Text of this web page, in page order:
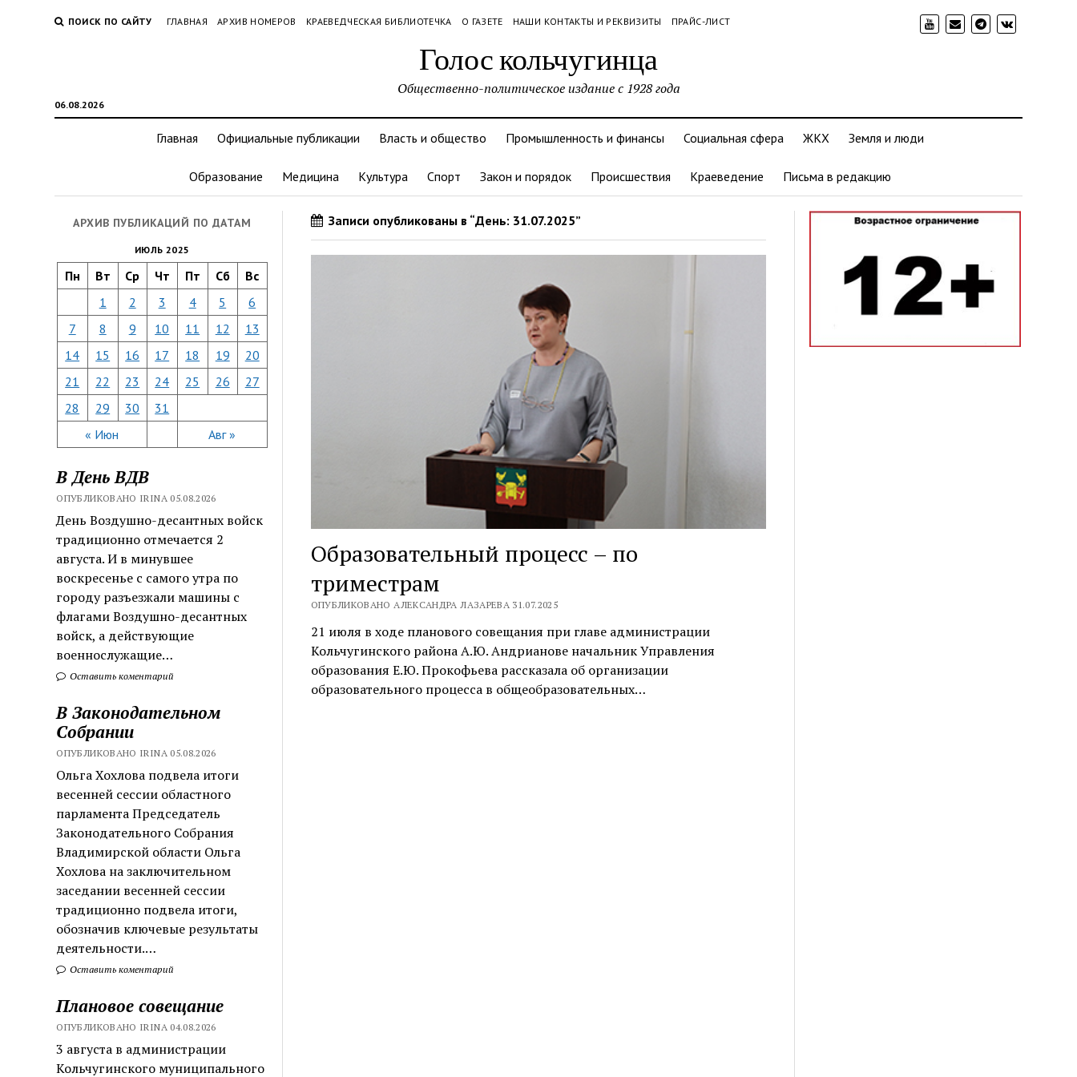
ПОИСК ПО САЙТУ ГЛАВНАЯ АРХИВ НОМЕРОВ КРАЕВЕДЧЕСКАЯ БИБЛИОТЕЧКА О ГАЗЕТЕ НАШИ КОНТАКТЫ И РЕКВИЗИТЫ ПРАЙС-ЛИСТ
Голос кольчугинца
06.08.2026
Общественно-политическое издание с 1928 года
Главная Официальные публикации Власть и общество Промышленность и финансы Социальная сфера ЖКХ Земля и люди
Образование Медицина Культура Спорт Закон и порядок Происшествия Краеведение Письма в редакцию
АРХИВ ПУБЛИКАЦИЙ ПО ДАТАМ
ИЮЛЬ 2025
Пн Вт Ср Чт Пт Сб Вс
« Июн Авг »
1 2 3 4 5
6
7
8 9 10 11 12
13
14
15 16 17 18 19
20
21
22 23 24 25 26
27
28
29 30 31
В День ВДВ
ОПУБЛИКОВАНО IRINA 05.08.2026
День Воздушно-десантных войск
традиционно отмечается 2
августа. И в минувшее
воскресенье с самого утра по
городу разъезжали машины с
флагами Воздушно-десантных
войск, а действующие
военнослужащие…
Оставить коментарий
В Законодательном
Собрании
ОПУБЛИКОВАНО IRINA 05.08.2026
Ольга Хохлова подвела итоги
весенней сессии областного
парламента Председатель
Законодательного Собрания
Владимирской области Ольга
Хохлова на заключительном
заседании весенней сессии
традиционно подвела итоги,
обозначив ключевые результаты
деятельности.…
Оставить коментарий
Плановое совещание
ОПУБЛИКОВАНО IRINA 04.08.2026
3 августа в администрации
Кольчугинского муниципального
Записи опубликованы в “День: 31.07.2025”
Образовательный процесс – по
триместрам
ОПУБЛИКОВАНО АЛЕКСАНДРА ЛАЗАРЕВА 31.07.2025
21 июля в ходе планового совещания при главе администрации
Кольчугинского района А.Ю. Андрианове начальник Управления
образования Е.Ю. Прокофьева рассказала об организации
образовательного процесса в общеобразовательных…